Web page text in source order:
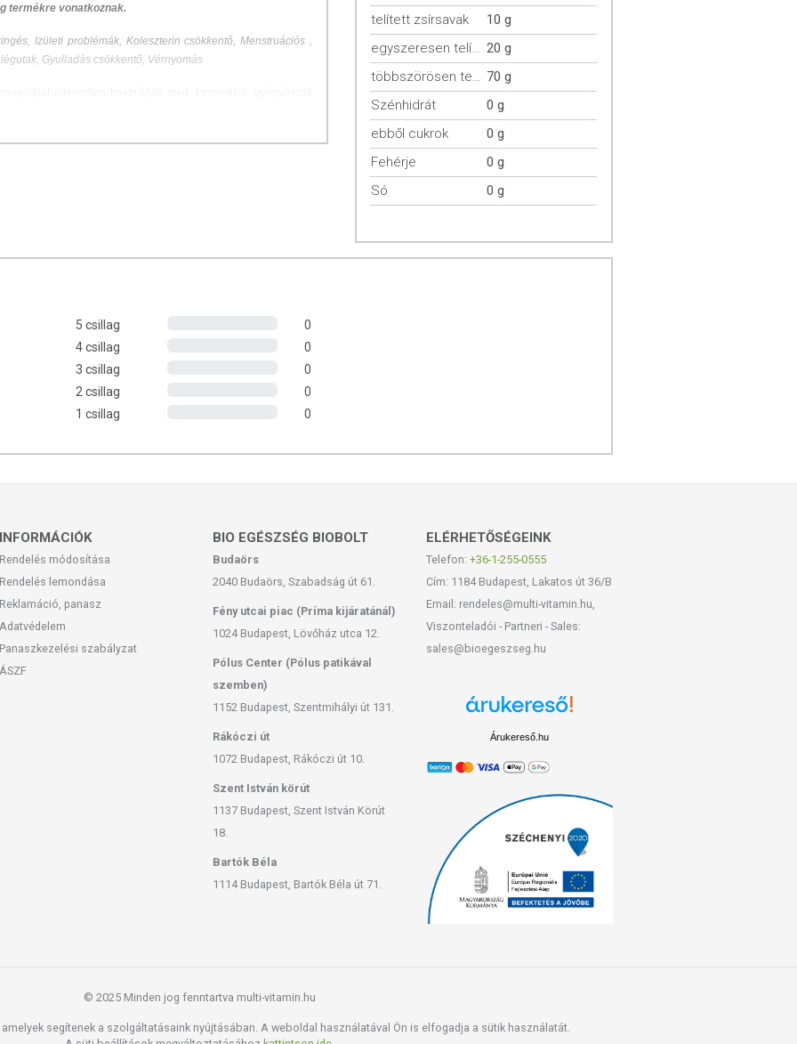
termékre vonatkoznak.
Izületi problémák, Koleszterin csökkentő, Menstruációs ,
Gyulladás csökkentő, Vérnyomás
anyag – kéksav-glikozidák tartalma miatt -, mint gyógyászati
segít a fogyókúrában is (zsírégető hatású), és a
OLAJJAL
kenyérre kenve fogyasztjuk
ennek ellenére a webshopon szereplő adatok (beleértve a
telített zsírsavak
10 g
egyszeresen telítetlen zsírsavak 20 g
többszörösen telítetlen zsírsavak 70 g
Szénhidrát
0 g
ebből cukrok
0 g
Fehérje
0 g
Só
0 g
5 csillag
0
4 csillag
0
3 csillag
0
2 csillag
0
1 csillag
0
INFORMÁCIÓK
Rendelés módosítása
Rendelés lemondása
Reklamáció, panasz
Adatvédelem
Panaszkezelési szabályzat
ÁSZF
BIO EGÉSZSÉG BIOBOLT
Budaörs
2040 Budaörs, Szabadság út 61.
Fény utcai piac (Príma kijáratánál)
1024 Budapest, Lövőház utca 12.
Pólus Center (Pólus patikával
szemben)
1152 Budapest, Szentmihályi út 131.
Rákóczi út
1072 Budapest, Rákóczi út 10.
Szent István körút
1137 Budapest, Szent István Körút
18.
Bartók Béla
1114 Budapest, Bartók Béla út 71.
ELÉRHETŐSÉGEINK
Telefon: +36-1-255-0555
Cím: 1184 Budapest, Lakatos út 36/B
Email: rendeles@multi-vitamin.hu,
Viszonteladói - Partneri - Sales:
sales@bioegeszseg.hu
Árukereső.hu
© 2025 Minden jog fenntartva multi-vitamin.hu
segítenek a szolgáltatásaink nyújtásában. A weboldal használatával Ön is elfogadja a sütik használatát.